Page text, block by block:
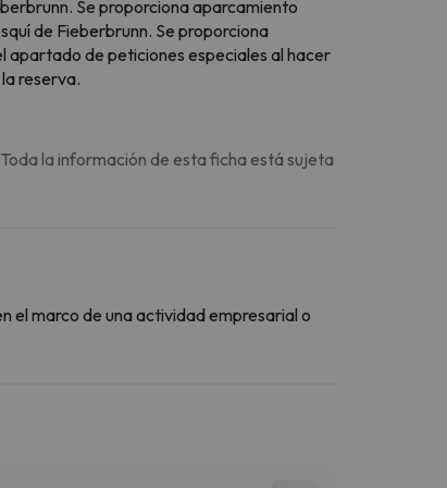
Se proporciona aparcamiento
de Fieberbrunn. Se proporciona
apartado de peticiones especiales al hacer
reserva.
la información de esta ficha está sujeta
el marco de una actividad empresarial o